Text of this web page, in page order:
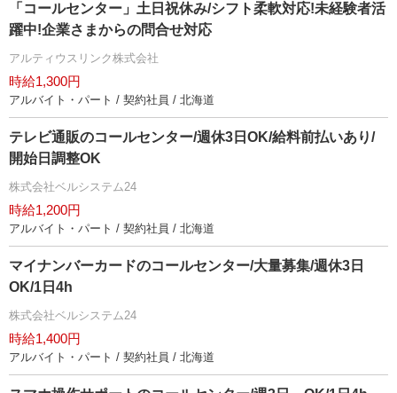
「コールセンター」土日祝休み/シフト柔軟対応!未経験者活
躍中!企業さまからの問合せ対応
アルティウスリンク株式会社
時給1,300円
アルバイト・パート / 契約社員 / 北海道
テレビ通販のコールセンター/週休3日OK/給料前払いあり/
開始日調整OK
株式会社ベルシステム24
時給1,200円
アルバイト・パート / 契約社員 / 北海道
マイナンバーカードのコールセンター/大量募集/週休3日
OK/1日4h
株式会社ベルシステム24
時給1,400円
アルバイト・パート / 契約社員 / 北海道